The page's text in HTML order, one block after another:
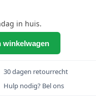
in huis.
winkelwagen
30 dagen retourrecht
Hulp nodig? Bel ons